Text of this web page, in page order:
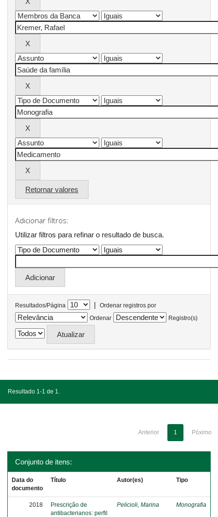
Retornar valores
Adicionar filtros:
Utilizar filtros para refinar o resultado de busca.
Resultados/Página |
Ordenar registros por
Ordenar
Registro(s)
Resultado 1-1 de 1.
Anterior 1 Póximo
Conjunto de itens:
Data do
documento
Título Autor(es) Tipo
2018
Prescrição de
antibacterianos: perfil
Pelicioli, Marina Monografia